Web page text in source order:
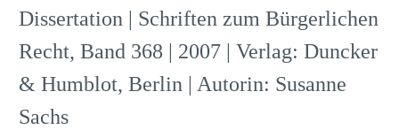
Dissertation | Schriften zum Bürgerlichen
Recht, Band 368 | 2007 | Verlag: Duncker
& Humblot, Berlin | Autorin: Susanne
Sachs